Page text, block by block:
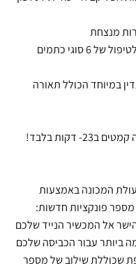
מנצחת
מערכת אוטומטית לטיפול של 6 סוגי כתמים
במיוחד הכולל תאורה
דקות בלבד!
המכונה באמצעות
מספר פונקציות חדשות:
אל המכשיר הנייד שלכם
ביותר עבור הכביסה שלכם
שכוללת שילוב של מספר